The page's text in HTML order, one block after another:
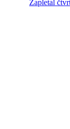
Zapletal